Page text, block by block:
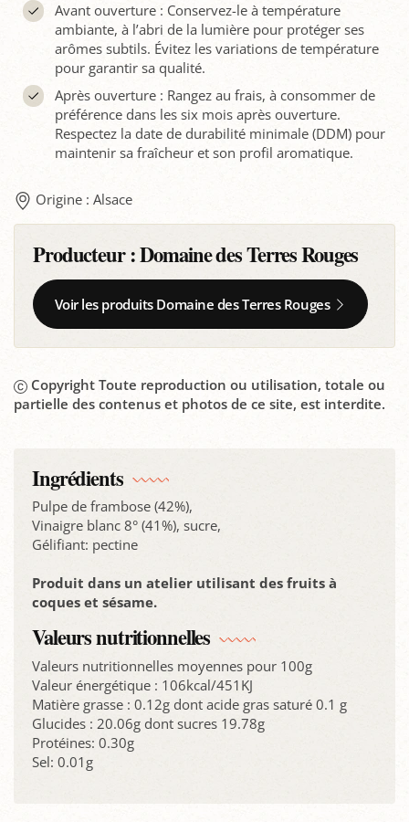
Avant ouverture : Conservez-le à température
ambiante, à l’abri de la lumière pour protéger ses
arômes subtils. Évitez les variations de température
pour garantir sa qualité.
Après ouverture : Rangez au frais, à consommer de
préférence dans les six mois après ouverture.
Respectez la date de durabilité minimale (DDM) pour
maintenir sa fraîcheur et son profil aromatique.
Origine : Alsace
Producteur :Domaine des Terres Rouges
Voir les produits Domaine des Terres Rouges
Copyright Toute reproduction ou utilisation, totale ou
partielle des contenus et photos de ce site, est interdite.
Ingrédients
Pulpe de frambose (42%),
Vinaigre blanc 8° (41%), sucre,
Gélifiant: pectine
Produit dans un atelier utilisant des fruits à
coques et sésame.
Valeurs nutritionnelles
Valeurs nutritionnelles moyennes pour 100g
Valeur énergétique : 106kcal/451KJ
Matière grasse : 0.12g dont acide gras saturé 0.1 g
Glucides : 20.06g dont sucres 19.78g
Protéines: 0.30g
Sel: 0.01g